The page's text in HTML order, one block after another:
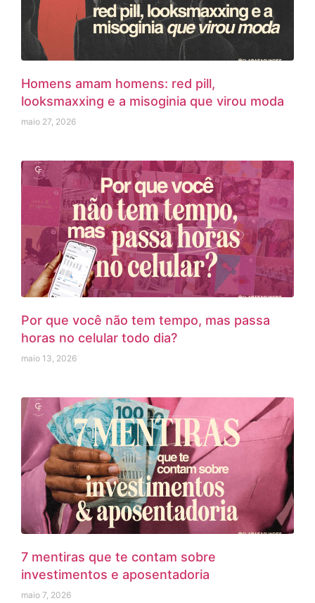
Homens amam homens: red pill,
looksmaxxing e a misoginia que virou moda
maio 27, 2026
Por que você não tem tempo, mas passa
horas no celular todo dia?
maio 13, 2026
7 mentiras que te contam sobre
investimentos e aposentadoria
maio 7, 2026